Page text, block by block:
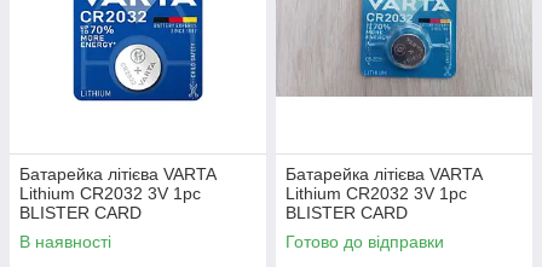
Батарейка літієва VARTA
Lithium CR2032 3V 1pc
BLISTER CARD
В наявності
Батарейка літієва VARTA
Lithium CR2032 3V 1pc
BLISTER CARD
Готово до відправки